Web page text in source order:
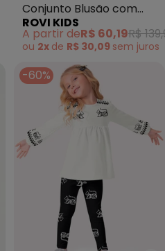
Conjunto Blusão com
Legging Molecotton
(Bege)
ROVI KIDS
A partir deR$ 60,19R$
ou 2x de R$ 30,09 sem juros
-60%